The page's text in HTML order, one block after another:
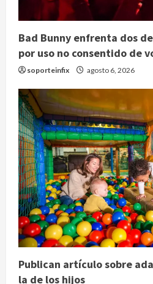
Bad Bunny enfrenta dos
por uso no consentido de
soporteinfix agosto 6, 2026
Publican artículo sobre
la de los hijos